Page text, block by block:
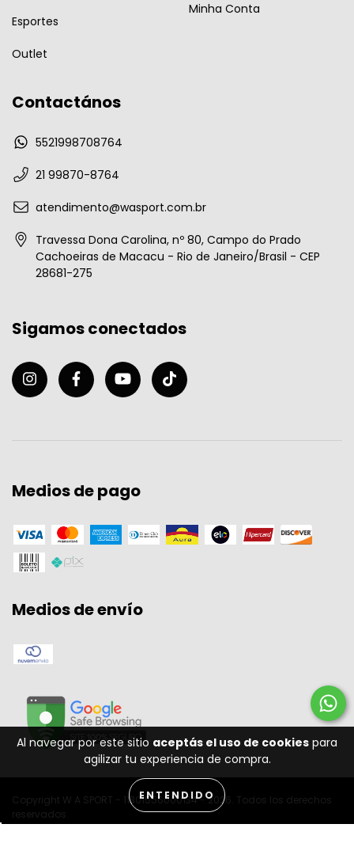
Al navegar por este sitio aceptás el uso de cookies para
agilizar tu experiencia de compra.
ENTENDIDO
Esportes
Outlet
Minha Conta
Contactános
5521998708764
21 99870-8764
atendimento@wasport.com.br
Travessa Dona Carolina, nº 80, Campo do Prado
Cachoeiras de Macacu - Rio de Janeiro/Brasil - CEP
28681-275
Sigamos conectados
Medios de pago
Medios de envío
Copyright W A SPORT - 11301556000134 - 2026. Todos los derechos
reservados.